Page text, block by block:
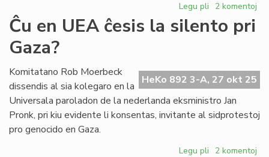
Legu pli pri
"Arcadia"
proksimas
starto
2 komentoj
Ĉu en UEA ĉesis la silento pri
Gaza?
HeKo 892 3-A, 27 okt 25
Komitatano Rob Moerbeck
dissendis al sia kolegaro en la
Universala paroladon de la nederlanda eksministro Jan
Pronk, pri kiu evidente li konsentas, invitante al sidprotestoj
pro genocido en Gaza.
Legu pli pri2 komentoj